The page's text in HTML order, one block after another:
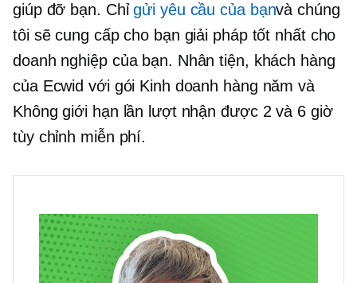
giúp đỡ bạn. Chỉgửi yêu cầu của bạnvà chúng
tôi sẽ cung cấp cho bạn giải pháp tốt nhất cho
doanh nghiệp của bạn. Nhân tiện, khách hàng
của Ecwid với gói Kinh doanh hàng năm và
Không giới hạn lần lượt nhận được 2 và 6 giờ
tùy chỉnh miễn phí.